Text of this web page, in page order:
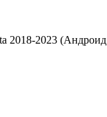
2018-2023